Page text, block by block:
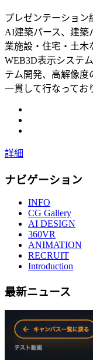
プレゼンテーション
AI建築パース、建築
業施設・住宅・土木
WEB3D表示システ
テム開発、高解像度
一貫して行なってお
詳細
ナビゲーション
INFO
CG Gallery
AI DESIGN
360VR
ANIMATION
RECRUIT
Introduction
最新ニュース